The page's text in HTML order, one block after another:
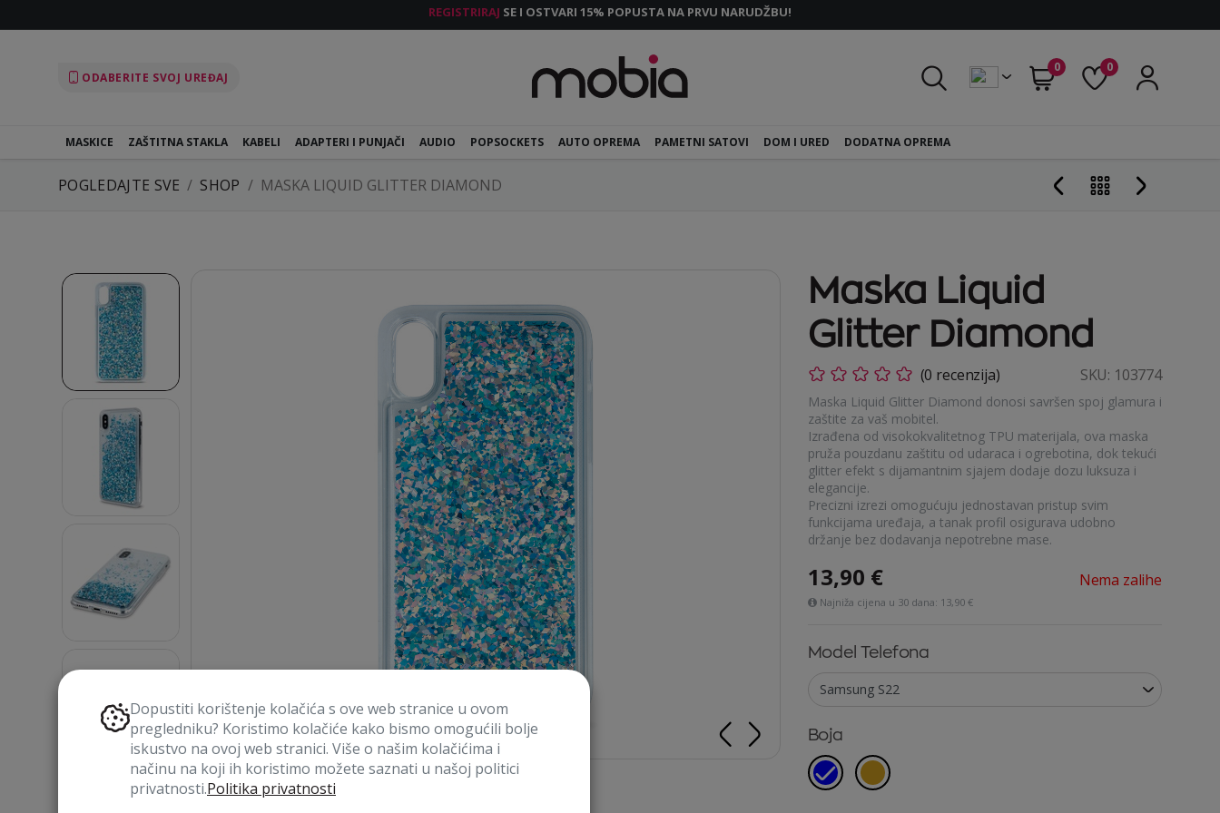
REGISTRIRAJ SE I OSTVARI 15% POPUSTA NA PRVU NARUDŽBU!
ODABERITE SVOJ UREĐAJ
0 0
MASKICE ZAŠTITNA STAKLA KABELI ADAPTERI I PUNJAČI AUDIO POPSOCKETS AUTO OPREMA PAMETNI SATOVI DOM I URED DODATNA OPREMA
POGLEDAJTE SVE SHOP MASKA LIQUID GLITTER DIAMOND
Maska Liquid
Glitter Diamond
(0 recenzija) SKU: 103774
Maska Liquid Glitter Diamond donosi savršen spoj glamura i
zaštite za vaš mobitel.
Izrađena od visokokvalitetnog TPU materijala, ova maska
pruža pouzdanu zaštitu od udaraca i ogrebotina, dok tekući
glitter efekt s dijamantnim sjajem dodaje dozu luksuza i
elegancije.
Precizni izrezi omogućuju jednostavan pristup svim
funkcijama uređaja, a tanak profil osigurava udobno
držanje bez dodavanja nepotrebne mase.
13,90 €
Najniža cijena u 30 dana: 13,90 €
Nema zalihe
Model Telefona
Boja
Dopustiti korištenje kolačića s ove web stranice u ovom
pregledniku? Koristimo kolačiće kako bismo omogućili bolje
iskustvo na ovoj web stranici. Više o našim kolačićima i
načinu na koji ih koristimo možete saznati u našoj politici
privatnosti.Politika privatnosti